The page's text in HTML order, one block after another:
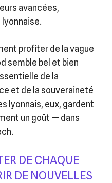
avancées,
profiter de la vague
semble bel et bien
de la
et de la souveraineté
lyonnais, eux, gardent
un goût — dans
DE CHAQUE
DE NOUVELLES